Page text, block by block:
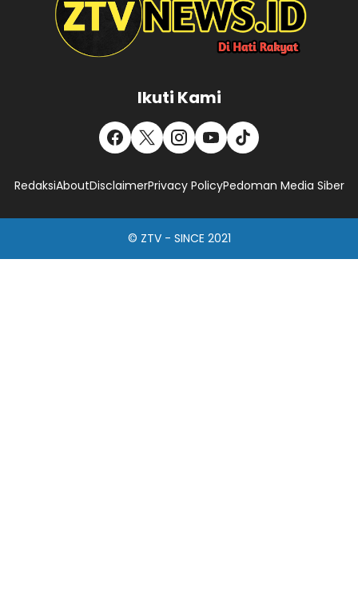
Ikuti Kami
RedaksiAboutDisclaimerPrivacy PolicyPedoman Media Siber
© ZTV - SINCE 2021